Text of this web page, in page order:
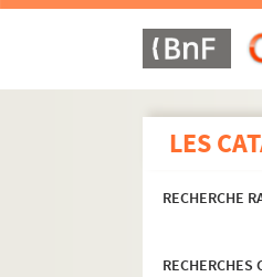
LES
RECHERCHE
RECHERCHES